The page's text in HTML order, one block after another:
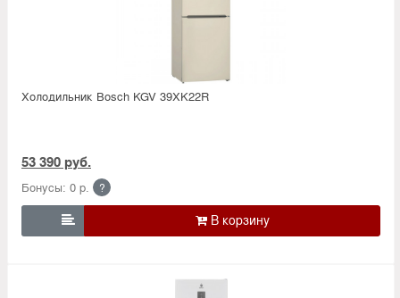
Холодильник Bosсh KGV 39XK22R
53 390 руб.
Бонусы: 0 р. ?
